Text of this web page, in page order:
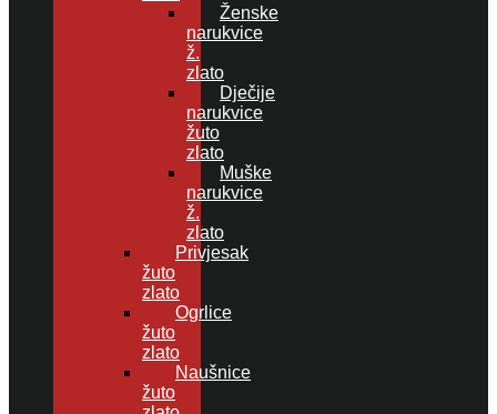
Ženske
narukvice
ž.
zlato
Dječije
narukvice
žuto
zlato
Muške
narukvice
ž.
zlato
Privjesak
žuto
zlato
Ogrlice
žuto
zlato
Naušnice
žuto